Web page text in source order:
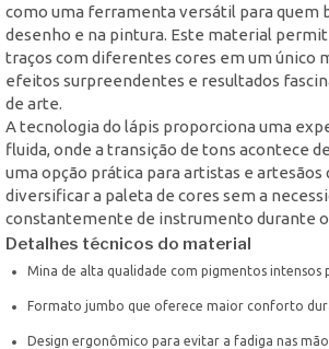
como uma ferramenta versátil para quem
desenho e na pintura. Este material
traços com diferentes cores em um único
efeitos surpreendentes e resultados
de arte.
A tecnologia do lápis proporciona uma
fluida, onde a transição de tons acontece
uma opção prática para artistas e artesãos
diversificar a paleta de cores sem a
constantemente de instrumento durante
Detalhes técnicos do material
Mina de alta qualidade com pigmentos intensos
Formato jumbo que oferece maior conforto
Design ergonômico para evitar a fadiga nas